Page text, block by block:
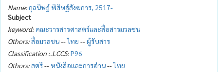
Name:กุลนิษฎ์ พิสิษฐ์สังฆการ, 2517-
Subject
keyword: คณะวารสารศาสตร์และสื่อสารมวลชน
Othors:สื่อมวลชน--ไทย --ผู้รับสาร
Classification :.LCCS:P96
Othors:สตรี--หนังสือและการอ่าน--ไทย